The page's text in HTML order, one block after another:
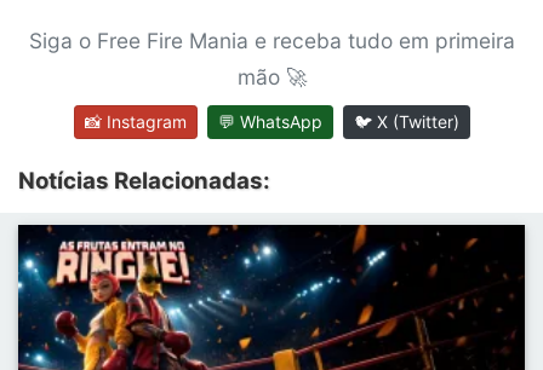
Siga o Free Fire Mania e receba tudo em primeira
mão 🚀
📸 Instagram 💬 WhatsApp 🐦 X (Twitter)
Notícias Relacionadas: